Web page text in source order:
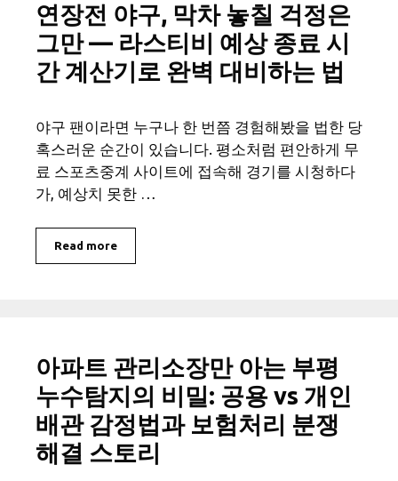
연장전 야구, 막차 놓칠 걱정은
그만 — 라스티비 예상 종료 시
간 계산기로 완벽 대비하는 법
야구 팬이라면 누구나 한 번쯤 경험해봤을 법한 당
혹스러운 순간이 있습니다. 평소처럼 편안하게 무
료 스포츠중계 사이트에 접속해 경기를 시청하다
가, 예상치 못한 …
Read more
아파트 관리소장만 아는 부평
누수탐지의 비밀: 공용 vs 개인
배관 감정법과 보험처리 분쟁
해결 스토리